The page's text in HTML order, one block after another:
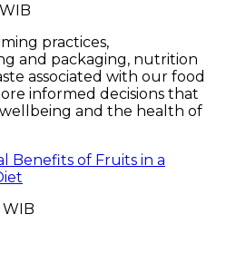
Benefits of Fruits in a
WIB